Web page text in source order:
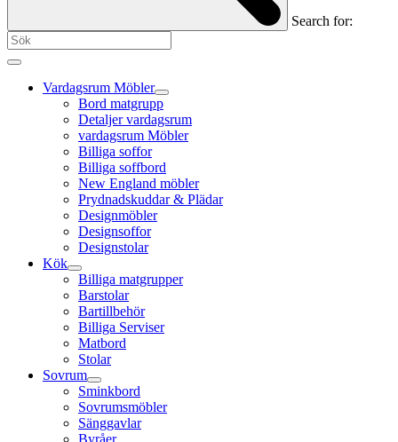
Search for:
Vardagsrum Möbler
Bord matgrupp
Detaljer vardagsrum
vardagsrum Möbler
Billiga soffor
Billiga soffbord
New England möbler
Prydnadskuddar & Plädar
Designmöbler
Designsoffor
Designstolar
Kök
Billiga matgrupper
Barstolar
Bartillbehör
Billiga Serviser
Matbord
Stolar
Sovrum
Sminkbord
Sovrumsmöbler
Sänggavlar
Byråer